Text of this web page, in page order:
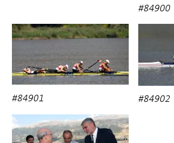
#84900
#84901 #84902